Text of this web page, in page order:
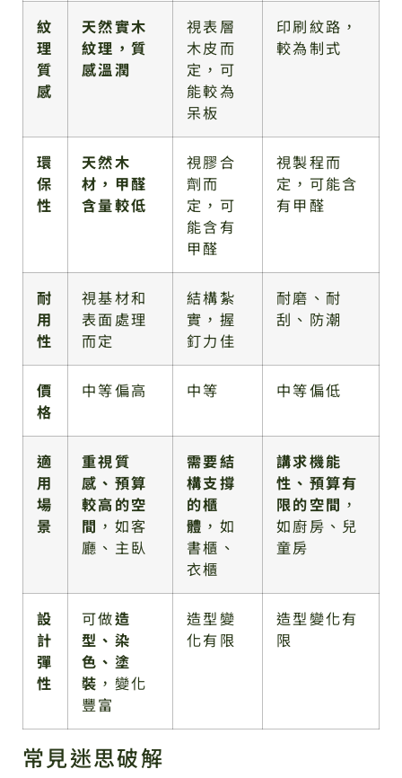
紋
理
質
感
天然實木
紋理，質
感溫潤
視表層
木皮而
定，可
能較為
呆板
印刷紋路，
較為制式
環
保
性
天然木
材，甲醛
含量較低
視膠合
劑而
定，可
能含有
甲醛
視製程而
定，可能含
有甲醛
耐
用
性
視基材和
表面處理
而定
結構紮
實，握
釘力佳
耐磨、耐
刮、防潮
價
格
中等偏高 中等 中等偏低
適
用
場
景
重視質
感、預算
較高的空
間 ，如客
廳、主臥
需要結
構支撐
的櫃
體 ，如
書櫃、
衣櫃
講求機能
性、預算有
限的空間 ，
如廚房、兒
童房
設
計
彈
性
可做造
型、染
色、塗
裝 ，變化
豐富
造型變
化有限
造型變化有
限
常見迷思破解